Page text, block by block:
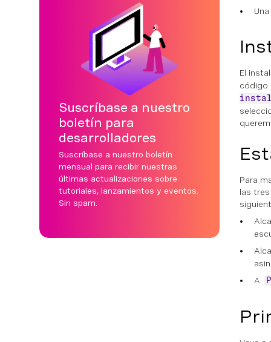
Suscríbase a nuestro
boletín para
desarrolladores
Suscríbase a nuestro boletín
mensual para recibir nuestras
últimas actualizaciones sobre
tutoriales, lanzamientos y eventos.
Sin spam.
El
código
Para
las
A